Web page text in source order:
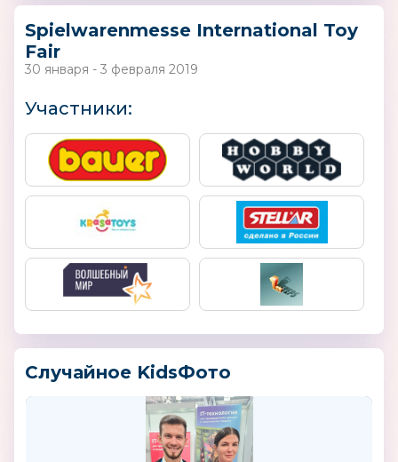
Spielwarenmesse International Toy
Fair
30 января - 3 февраля 2019
Участники:
Случайное KidsФото